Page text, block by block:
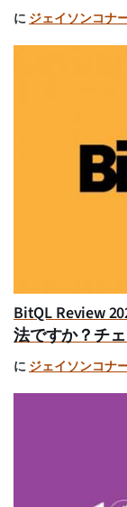
に ジェイソンコナ
BitQL Review
法ですか？チ
に ジェイソンコナ